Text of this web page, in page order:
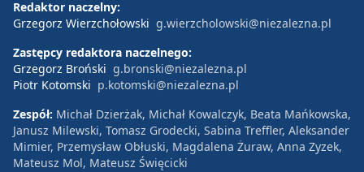
Redaktor naczelny:
Grzegorz Wierzchołowski g.wierzcholowski@niezalezna.pl
Zastępcy redaktora naczelnego:
Grzegorz Broński g.bronski@niezalezna.pl
Piotr Kotomski p.kotomski@niezalezna.pl
Zespół: Michał Dzierżak, Michał Kowalczyk, Beata Mańkowska,
Janusz Milewski, Tomasz Grodecki, Sabina Treffler, Aleksander
Mimier, Przemysław Obłuski, Magdalena Żuraw, Anna Zyzek,
Mateusz Mol, Mateusz Święcicki